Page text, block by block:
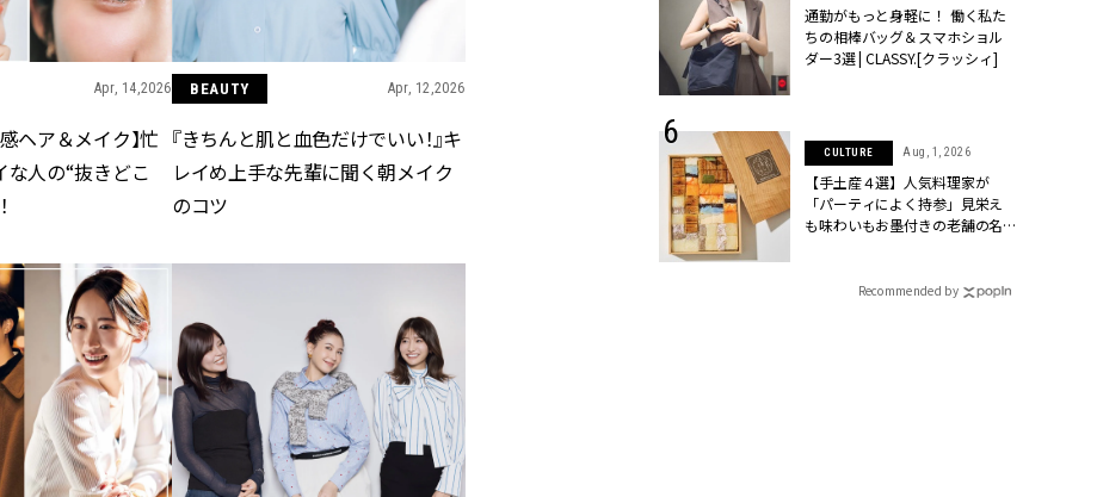
Apr, 14,2026
ヘア＆メイク】忙
な人の“抜きどこ
BEAUTY Apr, 12,2026
『きちんと肌と血色だけでいい！』キ
レイめ上手な先輩に聞く朝メイク
のコツ
【落ちない名品リップ10選】塗
り直しできない・皮むけしやす
いetc.悩みをクリア | CLASSY.[ク
ラッシィ]
Aug, 5, 2026
夏の深刻なくすみ・色ムラにア
プローチ！【透明感を底上げ】
ます！ | CLASSY.[クラッシィ]
“キャトル”で人気急上昇【ブシ
通勤がもっと身軽に！ 働く私た
ちの相棒バッグ＆スマホショル
ダー3選 | CLASSY.[クラッシィ]
CULTURE Aug, 1, 2026
【手土産４選】人気料理家が
「パーティによく持参」見栄え
も味わいもお墨付きの老舗の名
Recommended by